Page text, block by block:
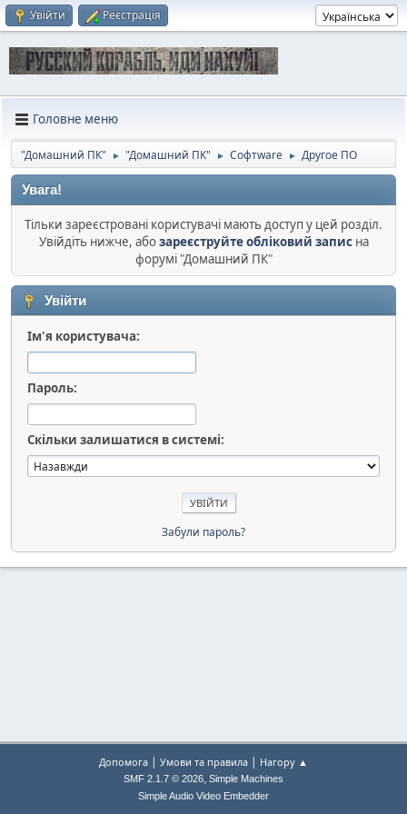
Увійти Реєстрація
Головне меню
"Домашний ПК" ► "Домашний ПК" ► Софтware ► Другое ПО
Увага!
Тільки зареєстровані користувачі мають доступ у цей розділ.
Увійдіть нижче, абозареєструйте обліковий записна
форумі "Домашний ПК"
Увійти
Ім'я користувача:
Пароль:
Скільки залишатися в системі:
Забули пароль?
Допомога | Умови та правила | Нагору ▲
SMF 2.1.7 © 2026, Simple Machines
Simple Audio Video Embedder